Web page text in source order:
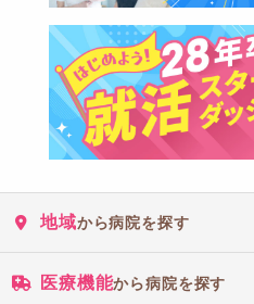
地域から病院を探す
医療機能から病院を探す